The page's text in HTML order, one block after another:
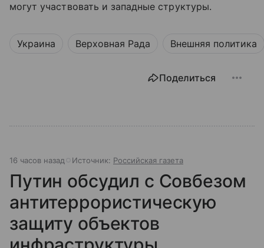
могут участвовать и западные структуры.
Украина Верховная Рада Внешняя политика
Поделиться
16 часов назад Источник: Российская газета
Путин обсудил с Совбезом
антитеррористическую
защиту объектов